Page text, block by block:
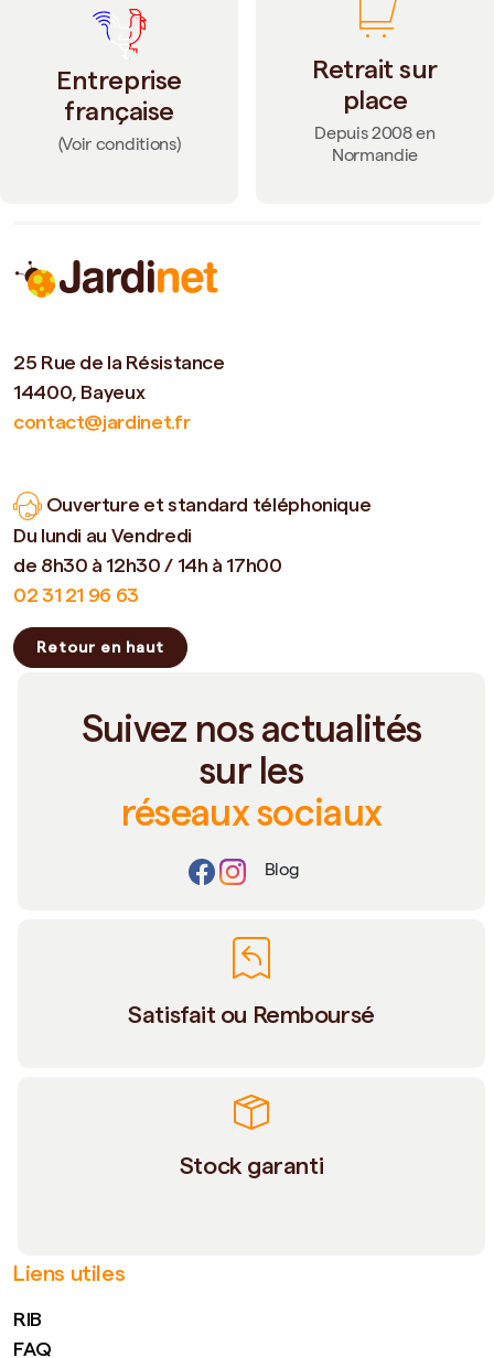
Entreprise
française
(Voir conditions)
Retrait sur
place
Depuis 2008 en
Normandie
25 Rue de la Résistance
14400, Bayeux
contact@jardinet.fr
Ouverture et standard téléphonique
Du lundi au Vendredi
de 8h30 à 12h30 / 14h à 17h00
02 31 21 96 63
Retour en haut
Suivez nos actualités
sur les
réseaux sociaux
Blog
Satisfait ou Remboursé
Stock garanti
Liens utiles
RIB
FAQ